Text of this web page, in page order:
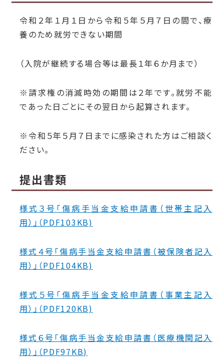
令和２年１月１日から令和５年５月７日の間で、療
養のため就労できない期間
（入院が継続する場合等は最長１年６か月まで）
※請求権の消滅時効の期間は２年です。就労不能
であった日ごとにその翌日から起算されます。
※令和５年５月７日までに感染された方はご相談く
ださい。
提出書類
様式３号「傷病手当金支給申請書（世帯主記入
用）」（PDF103KB)
様式４号「傷病手当金支給申請書（被保険者記入
用）」（PDF104KB)
様式５号「傷病手当金支給申請書（事業主記入
用）」（PDF120KB)
様式６号「傷病手当金支給申請書（医療機関記入
用）」（PDF97KB)